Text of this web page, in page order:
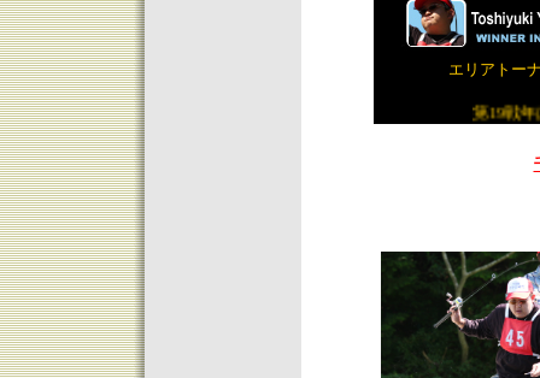
エリアトー
第19戦年は終